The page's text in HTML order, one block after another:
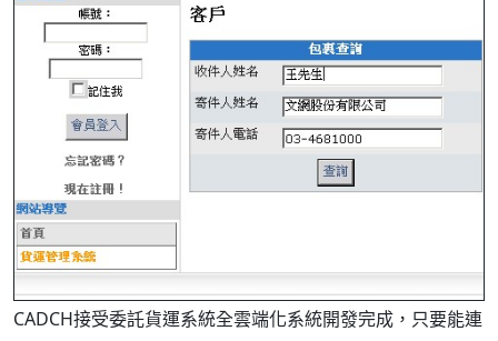
CADCH接受委託貨運系統全雲端化系統開發完成，只要能連